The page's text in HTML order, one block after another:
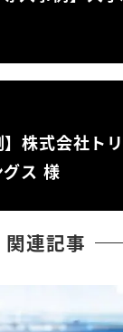
】株式会社ト
ス 様
関連記事